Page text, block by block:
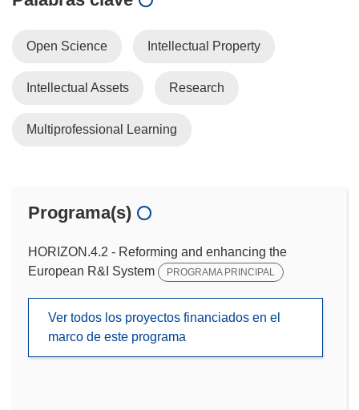
Open Science Intellectual Property
Intellectual Assets Research
Multiprofessional Learning
Programa(s)
HORIZON.4.2 - Reforming and enhancing the
European R&I System
PROGRAMA PRINCIPAL
Ver todos los proyectos financiados en el
marco de este programa